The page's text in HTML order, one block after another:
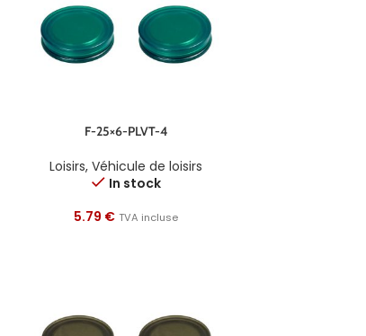
F-25×6-PLVT-4
Loisirs,Véhicule de loisirs
In stock
5.79 € TVA incluse